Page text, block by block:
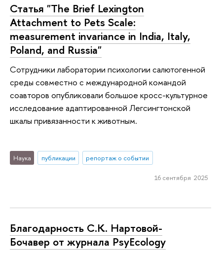
Статья "The Brief Lexington
Attachment to Pets Scale:
measurement invariance in India, Italy,
Poland, and Russia"
Сотрудники лаборатории психологии салютогенной
среды совместно с международной командой
соавторов опубликовали большое кросс-культурное
исследование адаптированной Легсингтонской
шкалы привязанности к животным.
Наука публикации репортаж о событии
16 сентября 2025
Благодарность С.К. Нартовой-
Бочавер от журнала PsyEcology